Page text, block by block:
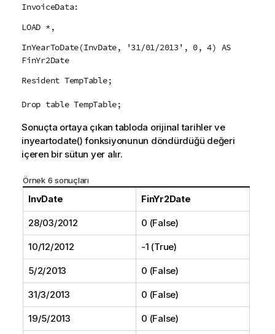
InvoiceData:
LOAD *,
InYearToDate(InvDate, '31/01/2013', 0, 4) AS
FinYr2Date
Resident TempTable;
Drop table TempTable;
Sonuçta ortaya çıkan tabloda orijinal tarihler ve
inyeartodate() fonksiyonunun döndürdüğü değeri
içeren bir sütun yer alır.
Örnek 6 sonuçları
InvDate FinYr2Date
28/03/2012 0 (False)
10/12/2012 -1 (True)
5/2/2013 0 (False)
31/3/2013 0 (False)
19/5/2013 0 (False)